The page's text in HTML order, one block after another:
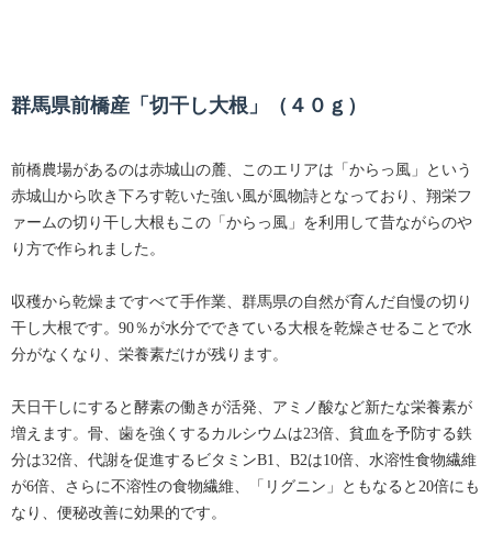
群馬県前橋産「切干し大根」（４０ｇ）
前橋農場があるのは赤城山の麓、このエリアは「からっ風」という
赤城山から吹き下ろす乾いた強い風が風物詩となっており、翔栄フ
ァームの切り干し大根もこの「からっ風」を利用して昔ながらのや
り方で作られました。
収穫から乾燥まですべて手作業、群馬県の自然が育んだ自慢の切り
干し大根です。90％が水分でできている大根を乾燥させることで水
分がなくなり、栄養素だけが残ります。
天日干しにすると酵素の働きが活発、アミノ酸など新たな栄養素が
増えます。骨、歯を強くするカルシウムは23倍、貧血を予防する鉄
分は32倍、代謝を促進するビタミンB1、B2は10倍、水溶性食物繊維
が6倍、さらに不溶性の食物繊維、「リグニン」ともなると20倍にも
なり、便秘改善に効果的です。